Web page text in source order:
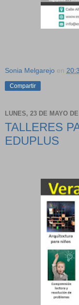
Sonia Melgarejo en
Compartir
LUNES, 23 DE MAYO
TALLERES
EDUPLUS